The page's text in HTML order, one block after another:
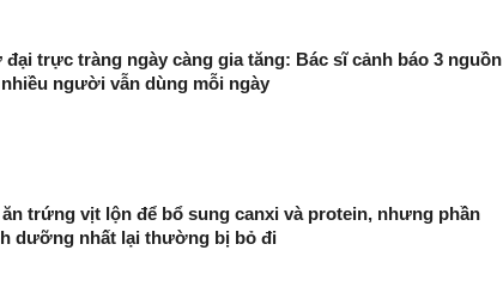
đại trực tràng ngày càng gia tăng: Bác sĩ cảnh báo 3 nguồn
người vẫn dùng mỗi ngày
trứng vịt lộn để bổ sung canxi và protein, nhưng phần
dưỡng nhất lại thường bị bỏ đi